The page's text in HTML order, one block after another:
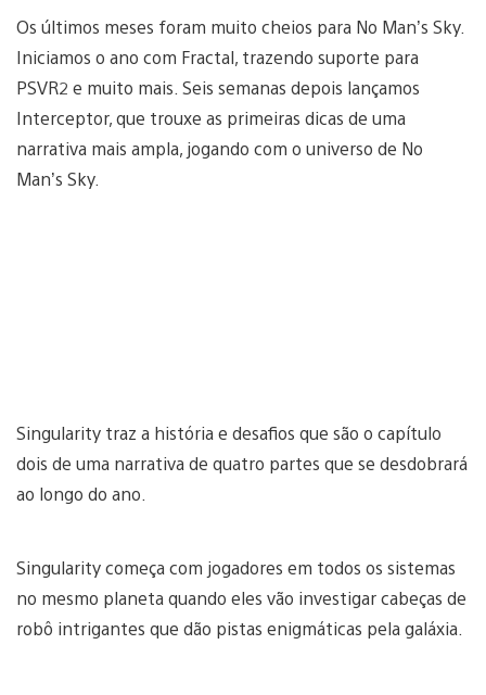
Os últimos meses foram muito cheios para No Man’s Sky.
Iniciamos o ano com Fractal, trazendo suporte para
PSVR2 e muito mais. Seis semanas depois lançamos
Interceptor, que trouxe as primeiras dicas de uma
narrativa mais ampla, jogando com o universo de No
Man’s Sky.
Singularity traz a história e desafios que são o capítulo
dois de uma narrativa de quatro partes que se desdobrará
ao longo do ano.
Singularity começa com jogadores em todos os sistemas
no mesmo planeta quando eles vão investigar cabeças de
robô intrigantes que dão pistas enigmáticas pela galáxia.